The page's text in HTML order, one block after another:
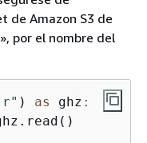
de Amazon S3 de
por el nombre del
) as
ghz: